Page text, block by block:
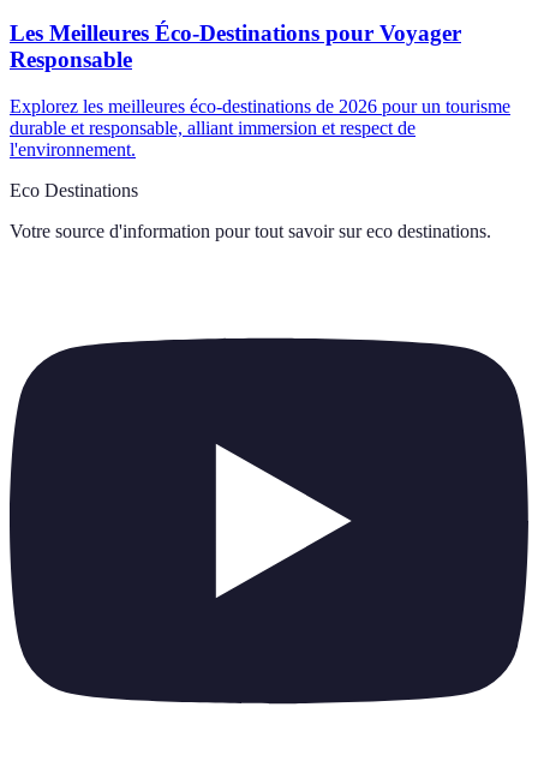
Les Meilleures Éco-Destinations pour Voyager
Responsable
Explorez les meilleures éco-destinations de 2026 pour un tourisme
durable et responsable, alliant immersion et respect de
l'environnement.
Eco Destinations
Votre source d'information pour tout savoir sur eco destinations.